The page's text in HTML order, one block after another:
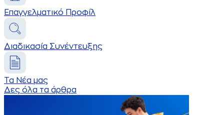
Επαγγελματικό Προφίλ
Διαδικασία Συνέντευξης
Τα Νέα μας
Δες όλα τα άρθρα